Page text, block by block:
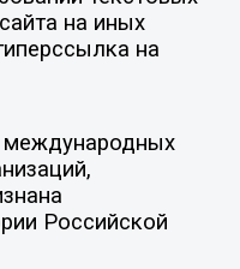
на иных
на
международных
Российской